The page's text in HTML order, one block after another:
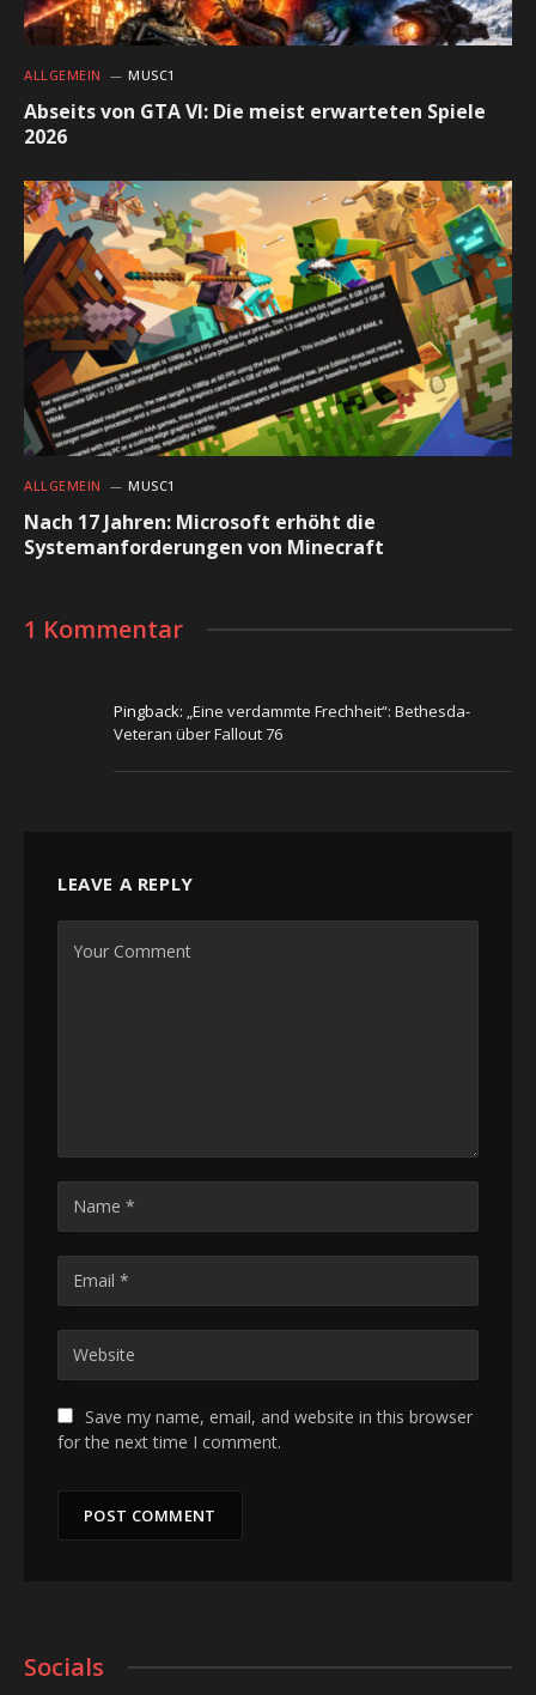
ALLGEMEIN MUSC1
Abseits von GTA VI: Die meist erwarteten Spiele
2026
ALLGEMEIN MUSC1
Nach 17 Jahren: Microsoft erhöht die
Systemanforderungen von Minecraft
1 Kommentar
Pingback: „Eine verdammte Frechheit“: Bethesda-
Veteran über Fallout 76
LEAVE A REPLY
Save my name, email, and website in this browser
for the next time I comment.
Socials